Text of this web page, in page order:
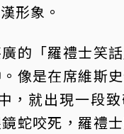
形象。
的「羅禮士笑
像是在席維斯
，就出現一段
蛇咬死，羅禮